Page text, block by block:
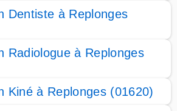
Dentiste à Replonges
Radiologue à Replonges
Kiné à Replonges (01620)